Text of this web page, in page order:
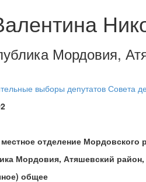
Мордовия,
выборы депутатов Совета
отделение
Мордовия, Атяшевский
общее